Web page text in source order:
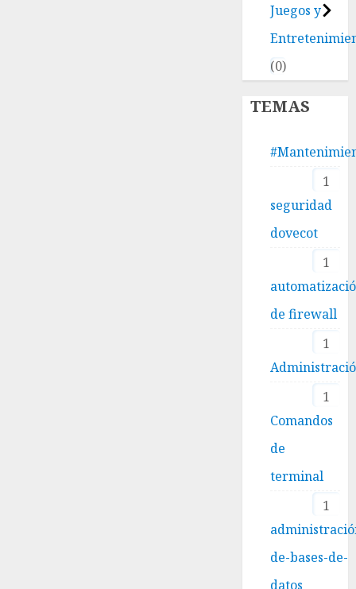
Juegos y
0
TEMAS
1
seguridad
dovecot
1
de firewall
1
1
Comandos
de
terminal
1
de-bases-de-
datos